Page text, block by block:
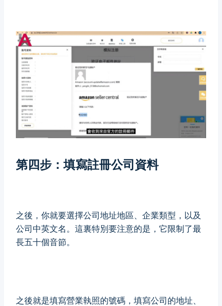
第四步：填寫註冊公司資料
之後，你就要選擇公司地址地區、企業類型，以及
公司中英文名。這裏特別要注意的是，它限制了最
長五十個音節。
之後就是填寫營業執照的號碼，填寫公司的地址、